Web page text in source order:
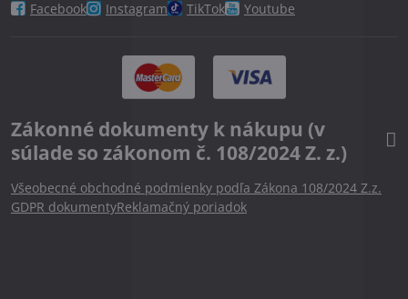
Facebook Instagram TikTok Youtube
Zákonné dokumenty k nákupu (v
súlade so zákonom č. 108/2024 Z. z.)
Všeobecné obchodné podmienky podľa Zákona 108/2024 Z.z.
GDPR dokumentyReklamačný poriadok